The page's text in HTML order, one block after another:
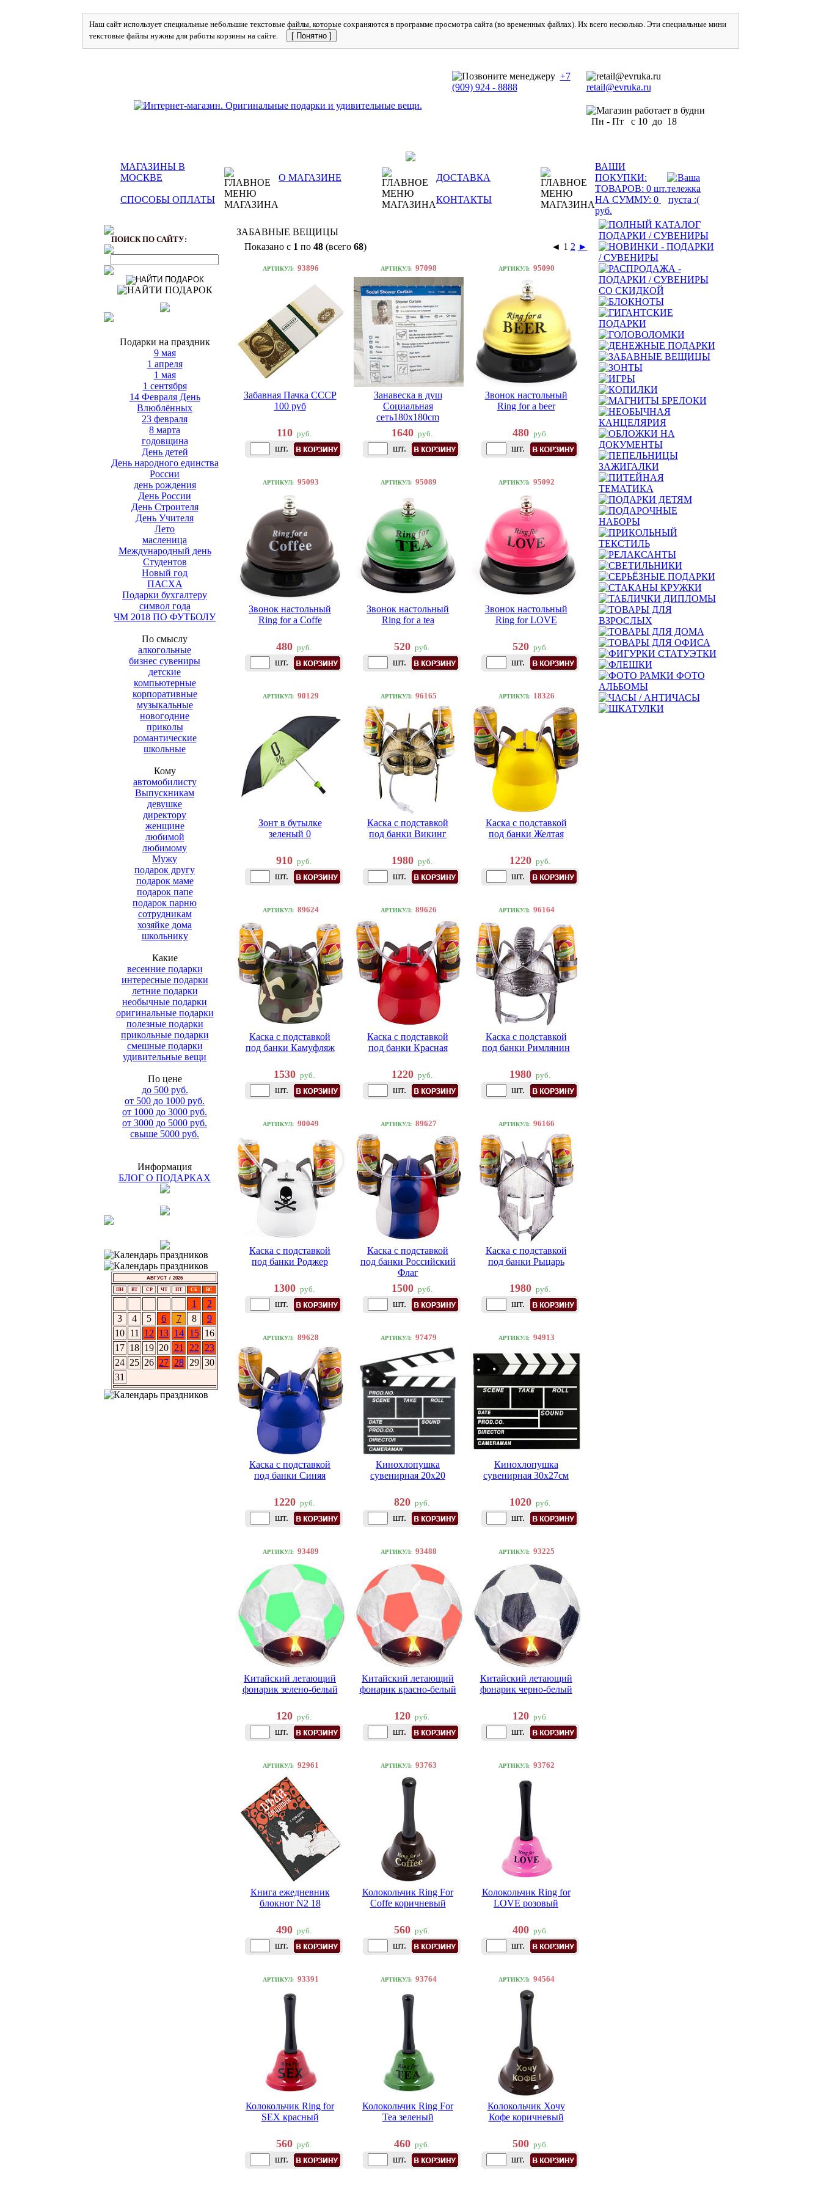
Наш сайт использует специальные небольшие текстовые файлы, которые сохраняются в программе просмотра сайта (во временных файлах). Их всего несколько. Эти специальные мини
текстовые файлы нужны для работы корзины на сайте.
[ Понятно ]
+7
(909) 924 - 8888 retail@evruka.ru
Пн - Пт с 10 до 18
МАГАЗИНЫ В
МОСКВЕ
О МАГАЗИНЕ ДОСТАВКА
ВАШИ
ПОКУПКИ:
СПОСОБЫ ОПЛАТЫ КОНТАКТЫ
ТОВАРОВ: 0 шт.
НА СУММУ: 0
руб.
ПОИСК ПО САЙТУ:
Подарки на праздник
9 мая
1 апреля
1 мая
1 сентября
14 Февраля День
Влюблённых
23 февраля
8 марта
годовщина
День детей
День народного единства
России
день рождения
День России
День Строителя
День Учителя
Лето
масленица
Международный день
Студентов
Новый год
ПАСХА
Подарки бухгалтеру
символ года
ЧМ 2018 ПО ФУТБОЛУ
По смыслу
алкогольные
бизнес сувениры
детские
компьютерные
корпоративные
музыкальные
новогодние
приколы
романтические
школьные
Кому
автомобилисту
Выпускникам
девушке
директору
женщине
любимой
любимому
Мужу
подарок другу
подарок маме
подарок папе
подарок парню
сотрудникам
хозяйке дома
школьнику
Какие
весенние подарки
интересные подарки
летние подарки
необычные подарки
оригинальные подарки
полезные подарки
прикольные подарки
смешные подарки
удивительные вещи
По цене
до 500 руб.
от 500 до 1000 руб.
от 1000 до 3000 руб.
от 3000 до 5000 руб.
свыше 5000 руб.
Информация
БЛОГ О ПОДАРКАХ
АВГУСТ / 2026
ПН ВТ СР ЧТ ПТ СБ ВС
1
2
3
4 5 6 7 8
9
10 11 12 13 14 15
16
17 18 19 20 21 22
23
24 25 26 27 28 29 30
31
ЗАБАВНЫЕ ВЕЩИЦЫ
Показано с 1 по 48(всего 68) ◄ 1 2 ►
АРТИКУЛ: 93896
Забавная Пачка СССР
100 руб
110 руб.
шт.
АРТИКУЛ: 97098
Занавеска в душ
Социальная
сеть180х180cm
1640 руб.
шт.
АРТИКУЛ: 95090
Звонок настольный
Ring for a beer
480 руб.
шт.
АРТИКУЛ: 95093
Звонок настольный
Ring for a Coffe
480 руб.
шт.
АРТИКУЛ: 95089
Звонок настольный
Ring for a tea
520 руб.
шт.
АРТИКУЛ: 95092
Звонок настольный
Ring for LOVE
520 руб.
шт.
АРТИКУЛ: 90129
Зонт в бутылке
зеленый 0
910 руб.
шт.
АРТИКУЛ: 96165
Каска с подставкой
под банки Викинг
1980 руб.
шт.
АРТИКУЛ: 18326
Каска с подставкой
под банки Желтая
1220 руб.
шт.
АРТИКУЛ: 89624
Каска с подставкой
под банки Камуфляж
1530 руб.
шт.
АРТИКУЛ: 89626
Каска с подставкой
под банки Красная
1220 руб.
шт.
АРТИКУЛ: 96164
Каска с подставкой
под банки Римлянин
1980 руб.
шт.
АРТИКУЛ: 90049
Каска с подставкой
под банки Роджер
1300 руб.
шт.
АРТИКУЛ: 89627
Каска с подставкой
под банки Российский
Флаг
1500 руб.
шт.
АРТИКУЛ: 96166
Каска с подставкой
под банки Рыцарь
1980 руб.
шт.
АРТИКУЛ: 89628
Каска с подставкой
под банки Синяя
1220 руб.
шт.
АРТИКУЛ: 97479
Кинохлопушка
сувенирная 20х20
820 руб.
шт.
АРТИКУЛ: 94913
Кинохлопушка
сувенирная 30х27см
1020 руб.
шт.
АРТИКУЛ: 93489
Китайский летающий
фонарик зелено-белый
120 руб.
шт.
АРТИКУЛ: 93488
Китайский летающий
фонарик красно-белый
120 руб.
шт.
АРТИКУЛ: 93225
Китайский летающий
фонарик черно-белый
120 руб.
шт.
АРТИКУЛ: 92961
Книга ежедневник
блокнот N2 18
490 руб.
шт.
АРТИКУЛ: 93763
Колокольчик Ring For
Coffe коричневый
560 руб.
шт.
АРТИКУЛ: 93762
Колокольчик Ring for
LOVE розовый
400 руб.
шт.
АРТИКУЛ: 93391
Колокольчик Ring for
SEX красный
560 руб.
шт.
АРТИКУЛ: 93764
Колокольчик Ring For
Tea зеленый
460 руб.
шт.
АРТИКУЛ: 94564
Колокольчик Хочу
Кофе коричневый
500 руб.
шт.